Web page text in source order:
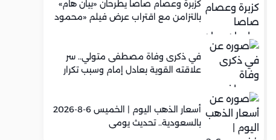
كزبرة وعصام صاصا يطرحان «بيان هام»
بالتزامن مع اقتراب عرض فيلم «محمود
في ذكرى وفاة مصطفى متولي.. سر
علاقته القوية بعادل إمام وسبب تكرار
أسعار الذهب اليوم | الخميس 6-8-2026
بالسعودية.. تحديث يومي